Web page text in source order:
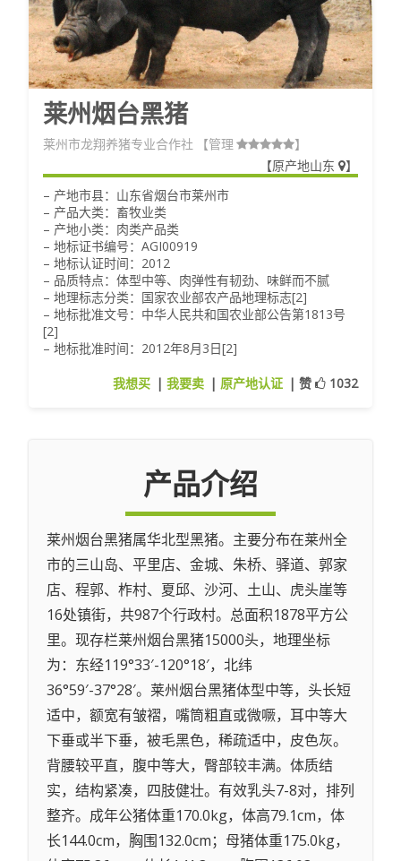
莱州烟台黑猪
莱州市龙翔养猪专业合作社 【管理 】
【原产地山东
】
– 产地市县：山东省烟台市莱州市
– 产品大类：畜牧业类
– 产地小类：肉类产品类
– 地标证书编号：AGI00919
– 地标认证时间：2012
– 品质特点：体型中等、肉弹性有韧劲、味鲜而不腻
– 地理标志分类：国家农业部农产品地理标志[2]
– 地标批准文号：中华人民共和国农业部公告第1813号
[2]
– 地标批准时间：2012年8月3日[2]
我想买 | 我要卖 | 原产地认证 | 赞 1032
产品介绍
莱州烟台黑猪属华北型黑猪。主要分布在莱州全
市的三山岛、平里店、金城、朱桥、驿道、郭家
店、程郭、柞村、夏邱、沙河、土山、虎头崖等
16处镇街，共987个行政村。总面积1878平方公
里。现存栏莱州烟台黑猪15000头，地理坐标
为：东经119°33′-120°18′，北纬
36°59′-37°28′。莱州烟台黑猪体型中等，头长短
适中，额宽有皱褶，嘴筒粗直或微噘，耳中等大
下垂或半下垂，被毛黑色，稀疏适中，皮色灰。
背腰较平直，腹中等大，臀部较丰满。体质结
实，结构紧凑，四肢健壮。有效乳头7-8对，排列
整齐。成年公猪体重170.0kg，体高79.1cm，体
长144.0cm，胸围132.0cm；母猪体重175.0kg，